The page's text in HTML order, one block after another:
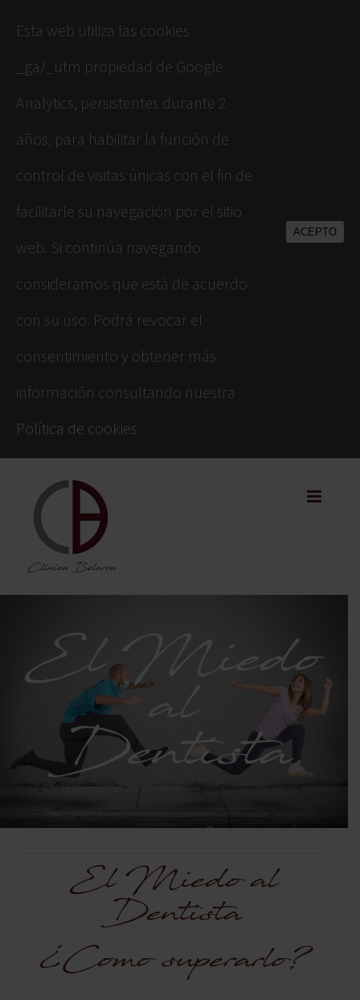
El Miedo
al
Dentista
El Miedo al
Dentista
¿Como superarlo?
Esta web utiliza las cookies
_ga/_utm propiedad de Google
Analytics, persistentes durante 2
años, para habilitar la función de
control de visitas únicas con el fin de
facilitarle su navegación por el sitio
web. Si continúa navegando
consideramos que está de acuerdo
con su uso. Podrá revocar el
consentimiento y obtener más
información consultando nuestra
Política de cookies
ACEPTO